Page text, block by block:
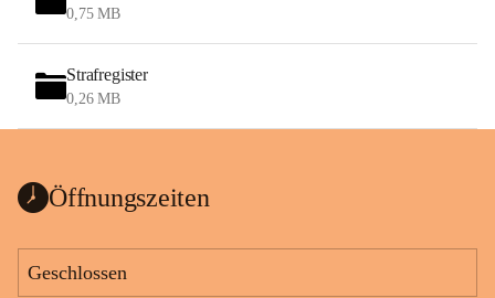
0,75 MB
Strafregister
0,26 MB
Öffnungszeiten
Geschlossen